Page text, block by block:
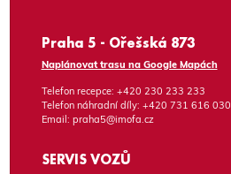
Praha 5 - Ořešská 873
Naplánovat trasu na Google Mapách
Telefon recepce: +420 230 233 233
Telefon náhradní díly: +420 731 616 030
Email: praha5@imofa.cz
SERVIS VOZŮ